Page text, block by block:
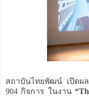
สถาบันไทยพัฒน์ เปิดผ
904 กิจการ ในงาน